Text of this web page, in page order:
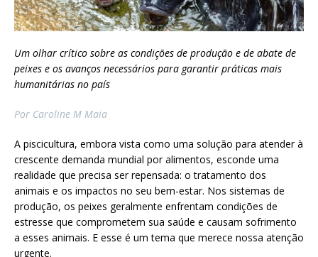
Um olhar crítico sobre as condições de produção e de abate de
peixes e os avanços necessários para garantir práticas mais
humanitárias no país
Por Caroline M Maia
A piscicultura, embora vista como uma solução para atender à
crescente demanda mundial por alimentos, esconde uma
realidade que precisa ser repensada: o tratamento dos
animais e os impactos no seu bem-estar. Nos sistemas de
produção, os peixes geralmente enfrentam condições de
estresse que comprometem sua saúde e causam sofrimento
a esses animais. E esse é um tema que merece nossa atenção
urgente.